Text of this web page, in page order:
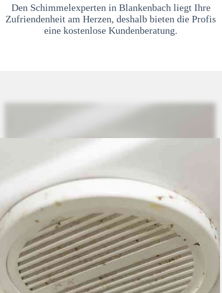
Den Schimmelexperten in Blankenbach liegt Ihre
Zufriendenheit am Herzen, deshalb bieten die Profis
eine kostenlose Kundenberatung.